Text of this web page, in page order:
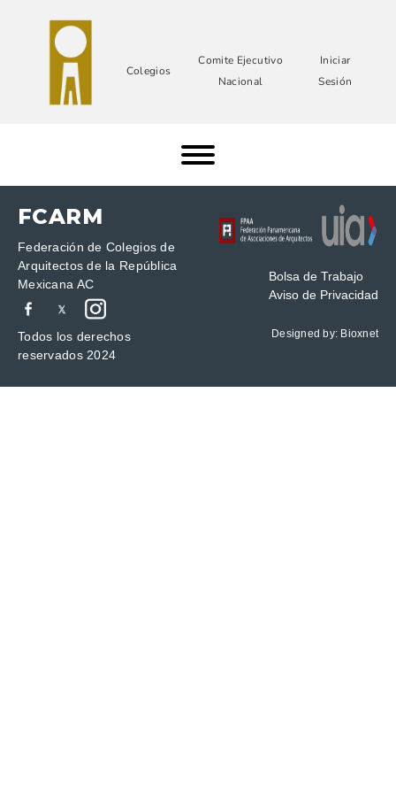
Colegios
Comite Ejecutivo
Nacional
Iniciar
Sesión
FCARM
Federación de Colegios de
Arquitectos de la República
Mexicana AC
Todos los derechos
reservados 2024
Bolsa de Trabajo
Aviso de Privacidad
Designed by: Bioxnet